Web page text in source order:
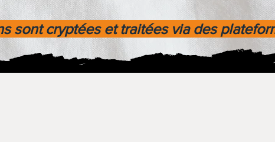
sont cryptées et traitées via des